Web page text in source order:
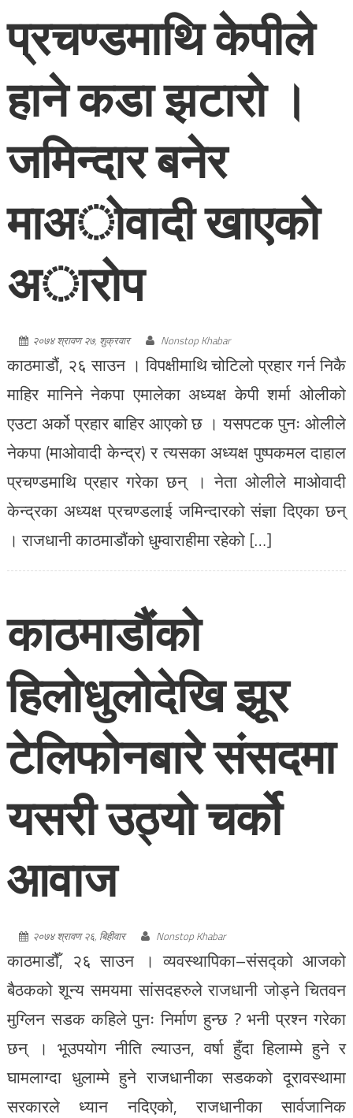
प्रचण्डमाथि केपीले
हाने कडा झटारो ।
जमिन्दार बनेर
माअोवादी खाएको
अारोप
२०७४ श्रावण २७, शुक्रवार Nonstop Khabar
काठमाडौं, २६ साउन । विपक्षीमाथि चोटिलो प्रहार गर्न निकै
माहिर मानिने नेकपा एमालेका अध्यक्ष केपी शर्मा ओलीको
एउटा अर्को प्रहार बाहिर आएको छ । यसपटक पुनः ओलीले
नेकपा (माओवादी केन्द्र) र त्यसका अध्यक्ष पुष्पकमल दाहाल
प्रचण्डमाथि प्रहार गरेका छन् । नेता ओलीले माओवादी
केन्द्रका अध्यक्ष प्रचण्डलाई जमिन्दारको संज्ञा दिएका छन्
। राजधानी काठमाडौंको धुम्वाराहीमा रहेको […]
काठमाडौंको
हिलोधुलोदेखि झूर
टेलिफोनबारे संसदमा
यसरी उठ्यो चर्को
आवाज
२०७४ श्रावण २६, बिहीवार Nonstop Khabar
काठमाडौँ, २६ साउन । व्यवस्थापिका–संसद्को आजको
बैठकको शून्य समयमा सांसदहरुले राजधानी जोड्ने चितवन
मुग्लिन सडक कहिले पुनः निर्माण हुन्छ ? भनी प्रश्न गरेका
छन् । भूउपयोग नीति ल्याउन, वर्षा हुँदा हिलाम्मे हुने र
घामलाग्दा धुलाम्मे हुने राजधानीका सडकको दूरावस्थामा
सरकारले ध्यान नदिएको, राजधानीका सार्वजानिक